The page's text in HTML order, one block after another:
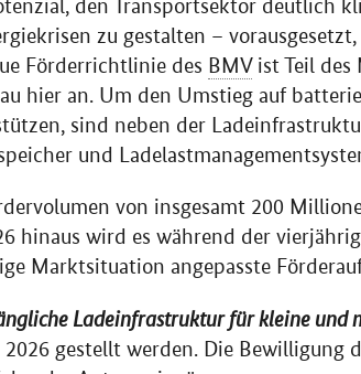
den Transportsektor deutlich
zu gestalten –
Förderrichtlinie des BMVist Teil des
hier an. Um den Umstieg auf
sind neben der
und
von insgesamt 200
hinaus wird es während der
Marktsituation angepasste
Ladeinfrastruktur für kleine und
gestellt werden. Die Bewilligung